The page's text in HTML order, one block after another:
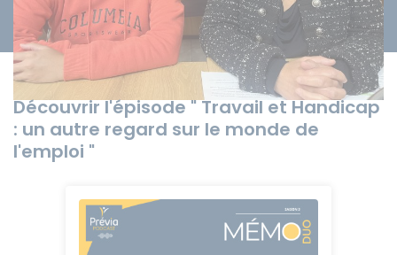
Découvrir l'épisode " Travail et Handicap
: un autre regard sur le monde de
l'emploi "